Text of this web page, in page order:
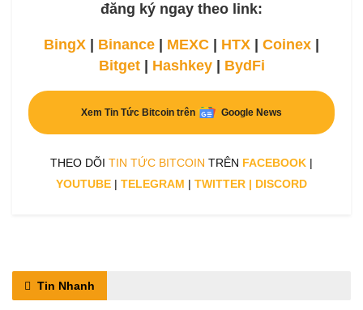
đăng ký ngay theo link:
BingX Binance MEXC HTX Coinex
Bitget| Hashkey| BydFi
Xem Tin Tức Bitcoin trên Google News
THEO DÕI TIN TỨC BITCOIN TRÊN FACEBOOK |
YOUTUBE | TELEGRAM | TWITTER | DISCORD
Tin Nhanh